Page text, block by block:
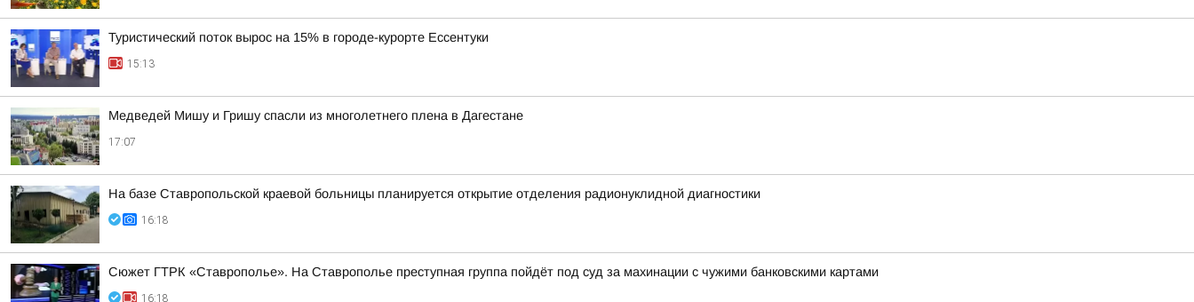
Туристический поток вырос на 15% в городе-курорте Ессентуки
15:13
Медведей Мишу и Гришу спасли из многолетнего плена в Дагестане
17:07
На базе Ставропольской краевой больницы планируется открытие отделения радионуклидной диагностики
16:18
Сюжет ГТРК «Ставрополье». На Ставрополье преступная группа пойдёт под суд за махинации с чужими банковскими картами
16:18